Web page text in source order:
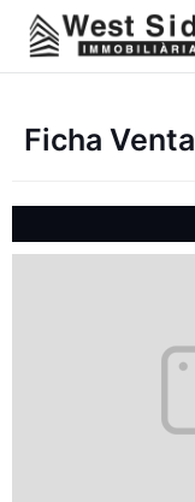
Ficha Venta